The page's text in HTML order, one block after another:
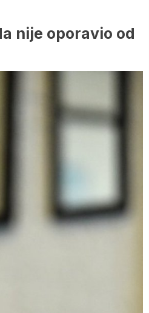
nije oporavio od